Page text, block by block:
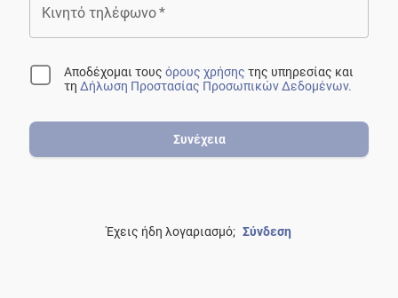
Κινητό τηλέφωνο*
Αποδέχομαι τους όρους χρήσης της υπηρεσίας και
τη Δήλωση Προστασίας Προσωπικών Δεδομένων.
Συνέχεια
Έχεις ήδη λογαριασμό; Σύνδεση